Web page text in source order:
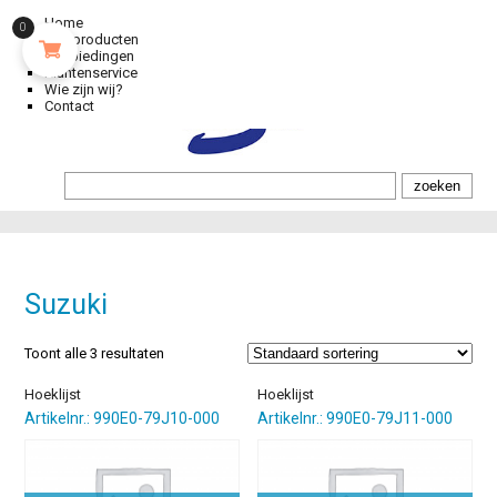
Home
Alle producten
Aanbiedingen
Klantenservice
Wie zijn wij?
Contact
Suzuki
Toont alle 3 resultaten
Hoeklijst
Artikelnr.: 990E0-79J10-000
Hoeklijst
Artikelnr.: 990E0-79J11-000
0